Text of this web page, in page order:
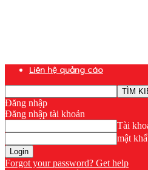
Liên hệ quảng cáo
Đăng nhập
Đăng nhập tài khoản
Tài
mật
Forgot your password? Get help